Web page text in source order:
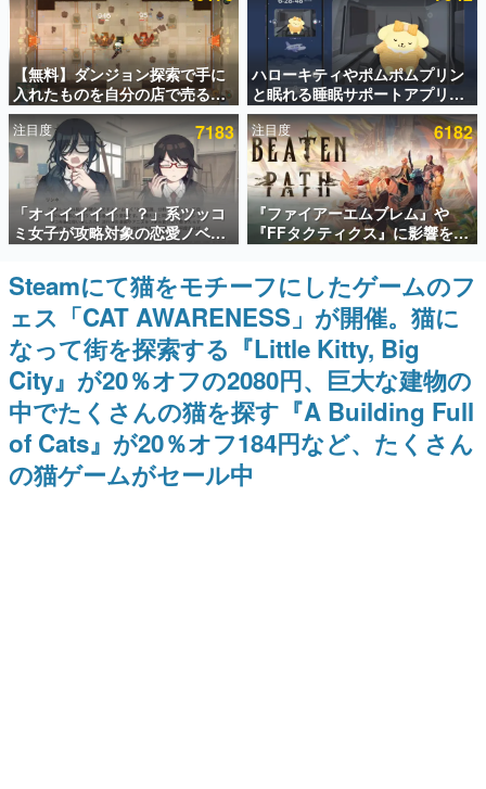
ゲームの企画書
名作ゲームクリエイターの方々に製作時のエピソードをお
聞きし、ヒットする企画（ゲーム）とは何か？を探ってい
きます。
赫本
この物語を解いてはいけない。『赫本』は、〈試験問題〉
の形をした短編ホラー小説集です。
新世代に訊く
これからのデジタルゲーム市場を担う若きクリエイター達
の姿を追い、彼らのルーツと情熱を探っていきます。
ゲーム世代の作家たち
ゲームに多大な影響を受けた作家さんに取材し、ゲームが
日本のコンテンツ産業やカルチャーに与えた影響を探る企
画です。
日本モバイルゲーム産業史
日本のモバイルゲーム史における主要なトピック・タイト
ルを網羅するほか、開発者へのインタビューや識者による
解説を掲載。約20年の歴史が一望できる決定版！
若ゲのいたり〜ゲームクリエイターの青春〜
『うつヌケ』『ペンと箸』等で知られるマンガ家・田中圭
【無料】ダンジョン探索で手に
入れたものを自分の店で売るゲ
ーム『Moonlighter』がSteam
にて無料配布中！続編
『Moonlighter 2』の9月2日正
式リリースを記念したキャンペ
ーン
ハローキティやポムポムプリン
と眠れる睡眠サポートアプリ
『ゆめたび』が配信中。キャラ
ごとのASMRや目覚ましアラー
ムも搭載
注目度 7183
「オイイイイイ！？」系ツッコ
ミ女子が攻略対象の恋愛ノベル
ゲーム『美術部カノジョ』
Steamストアページが公開。
「お前らーそろそろ自重しろ
ー？＾＾」暗黒微笑の夢女子
や、萌え声不思議ちゃん女子と
青春を謳歌
注目度 6182
『ファイアーエムブレム』や
『FFタクティクス』に影響を受
けた新作戦略RPG『Beaten
Path』2027年に発売へ。
PC（Steam）、PS5、Xbox、
Switch向けにリリース予定
Steamにて猫をモチーフにしたゲームのフ
ェス「CAT AWARENESS」が開催。猫に
なって街を探索する『Little Kitty, Big
City』が20％オフの2080円、巨大な建物の
中でたくさんの猫を探す『A Building Full
of Cats』が20％オフ184円など、たくさん
の猫ゲームがセール中